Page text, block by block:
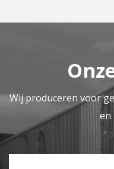
Wij produceren voor
en